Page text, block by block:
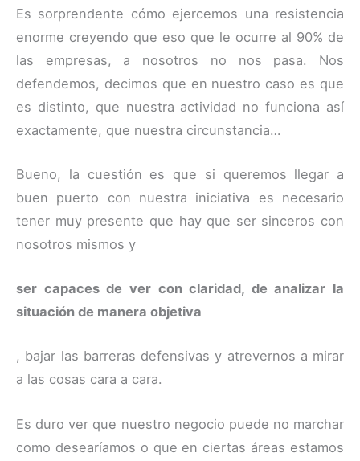
Es sorprendente cómo ejercemos una resistencia
enorme creyendo que eso que le ocurre al 90% de
las empresas, a nosotros no nos pasa. Nos
defendemos, decimos que en nuestro caso es que
es distinto, que nuestra actividad no funciona así
exactamente, que nuestra circunstancia…
Bueno, la cuestión es que si queremos llegar a
buen puerto con nuestra iniciativa es necesario
tener muy presente que hay que ser sinceros con
nosotros mismos y
ser capaces de ver con claridad, de analizar la
situación de manera objetiva
, bajar las barreras defensivas y atrevernos a mirar
a las cosas cara a cara.
Es duro ver que nuestro negocio puede no marchar
como desearíamos o que en ciertas áreas estamos